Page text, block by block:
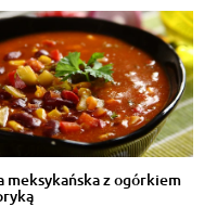
Odpowiedz
meksykańska z ogórkiem